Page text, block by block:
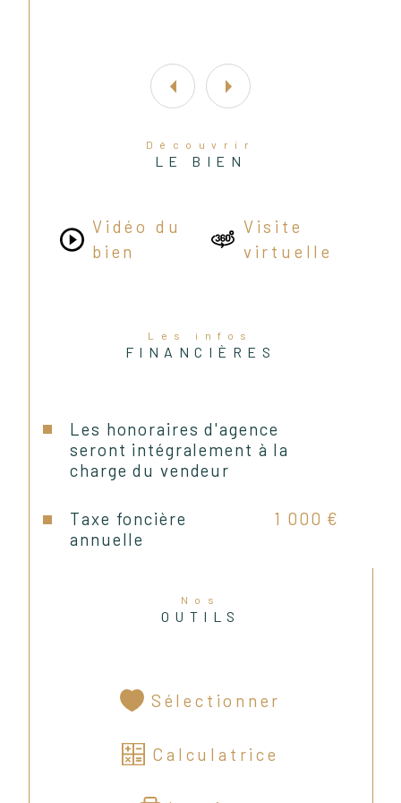
Découvrir
LE BIEN
Vidéo du
bien
Visite
virtuelle
Les infos
FINANCIÈRES
Les honoraires d'agence
seront intégralement à la
charge du vendeur
Taxe foncière
annuelle
1 000 €
Nos
OUTILS
Sélectionner
Calculatrice